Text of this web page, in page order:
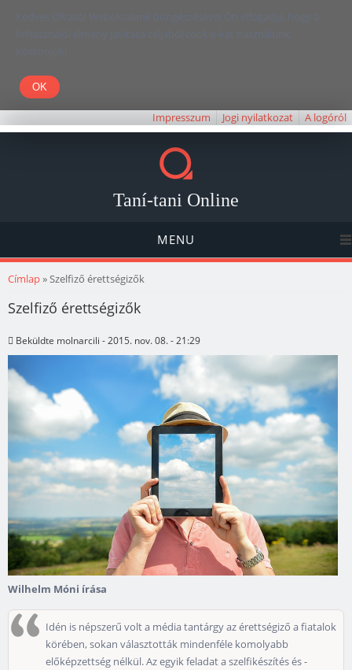
Kedves Olvasó! Weboldalunk böngészésével Ön elfogadja, hogy a
felhasználói élmény javítása céljából cookie-kat használunk.
Köszönjük!
Impresszum Jogi nyilatkozat A logóról
Taní-tani Online
MENU
Jelenlegi hely
Címlap» Szelfiző érettségizők
Szelfiző érettségizők
Beküldte molnarcili - 2015. nov. 08. - 21:29
Wilhelm Móni írása
Idén is népszerű volt a média tantárgy az érettségiző a fiatalok
körében, sokan választották mindenféle komolyabb
előképzettség nélkül. Az egyik feladat a szelfikészítés és -